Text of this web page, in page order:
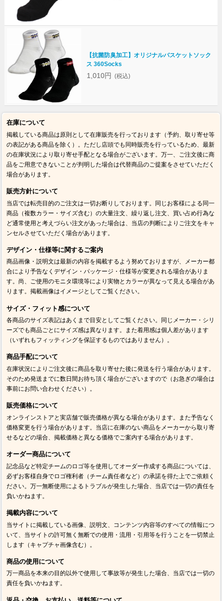
【抗菌防臭加工】オリジナルバスケットソック
ス 360Socks
1,010円 (税込)
在庫について
掲載している商品は原則として在庫販売を行っております（予約、取り寄せ等
の表記がある商品を除く）。ただし店頭でも同時販売を行っているため、最新
の在庫状況により取り寄せ手配となる場合がございます。万一、ご注文後に商
品をご用意できないことが判明した場合は代替商品のご提案をさせていただく
場合があります。
販売方針について
当店では転売目的のご注文は一切お断りしております。同じお客様による同一
商品（複数カラー・サイズ含む）の大量注文、繰り返し注文、買い占め行為な
ど通常使用と考えづらい注文があった場合は、当店の判断によりご注文をキャ
ンセルさせていただく場合があります。
デザイン・仕様等に関するご案内
商品画像・説明文は最新の内容を掲載するよう努めておりますが、メーカー都
合により予告なくデザイン・パッケージ・仕様等が変更される場合がありま
す。尚、ご使用のモニタ環境等により実物とカラーが異なって見える場合があ
ります。掲載画像はイメージとしてご覧ください。
サイズ・フィット感について
各商品のサイズ表記はあくまで目安としてご覧ください。同じメーカー・シリ
ーズでも商品ごとにサイズ感は異なります。また着用感は個人差があります
（いずれもフィッティングを保証するものではありません）。
商品手配について
在庫状況によりご注文後に商品を取り寄せた後に発送を行う場合があります。
そのため発送までに数日間お待ち頂く場合がございますので（お急ぎの場合は
事前にお問い合わせください）。
販売価格について
オンラインストアと実店舗で販売価格が異なる場合があります。また予告なく
価格変更を行う場合があります。当店に在庫のない商品をメーカーから取り寄
せるなどの場合、掲載価格と異なる価格でご案内する場合があります。
オーダー商品について
記念品など特定チームのロゴ等を使用してオーダー作成する商品については、
必ずお客様自身でロゴ権利者（チーム責任者など）の承諾を得た上でご依頼く
ださい。万一無断使用によるトラブルが発生した場合、当店では一切の責任を
負いかねます。
掲載内容について
当サイトに掲載している画像、説明文、コンテンツ内容等のすべての情報につ
いて、当サイトの許可無く無断での使用・流用・引用等を行うことを一切禁止
します（キャプチャ画像含む）。
商品の使用について
万一商品を本来の目的以外で使用して事故等が発生した場合、当店では一切の
責任を負いかねます。